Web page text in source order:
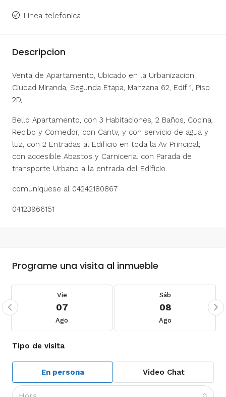
Linea telefonica
Descripcion
Venta de Apartamento, Ubicado en la Urbanizacion
Ciudad Miranda, Segunda Etapa, Manzana 62, Edif 1, Piso
2D,
Bello Apartamento, con 3 Habitaciones, 2 Baños, Cocina,
Recibo y Comedor, con Cantv, y con servicio de agua y
luz, con 2 Entradas al Edificio en toda la Av Principal;
con accesible Abastos y Carniceria. con Parada de
transporte Urbano a la entrada del Edificio.
comuniquese al 04242180867
04123966151
Programe una visita al inmueble
Vie
07
Ago
Sáb
08
Ago
Tipo de visita
En persona Video Chat